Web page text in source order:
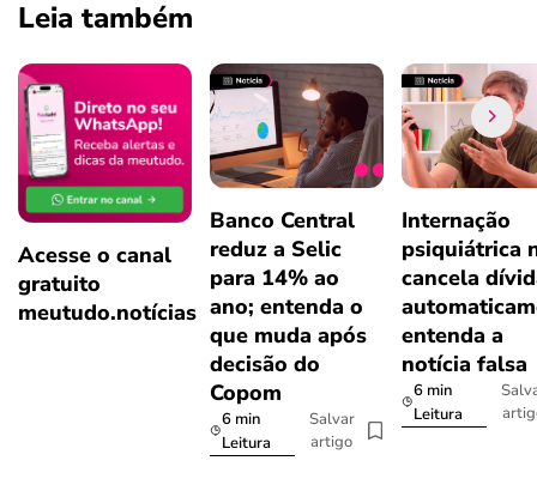
Leia também
Acesse o canal
gratuito
meutudo.notícias
Banco Central
reduz a Selic
para 14% ao
ano; entenda o
que muda após
decisão do
Copom
6 min
Leitura
Salvar
artigo
Internação
psiquiátrica
cancela
entenda a
notícia falsa
6 min
Leitura